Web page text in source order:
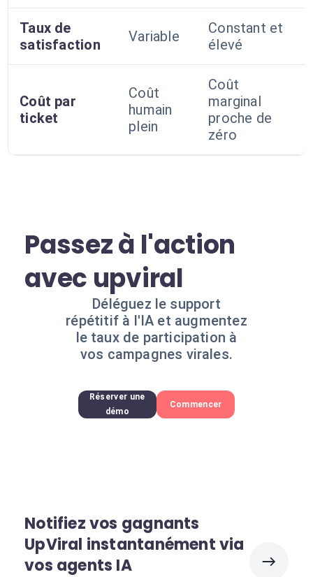
Taux de
satisfaction
Variable
Constant et
élevé
Coût par
ticket
Coût
humain
plein
Coût
marginal
proche de
zéro
Passez à l'action
avec upviral
Déléguez le support
répétitif à l'IA et augmentez
le taux de participation à
vos campagnes virales.
Réserver une
démo
Commencer
Notifiez vos gagnants
UpViral instantanément via
vos agents IA